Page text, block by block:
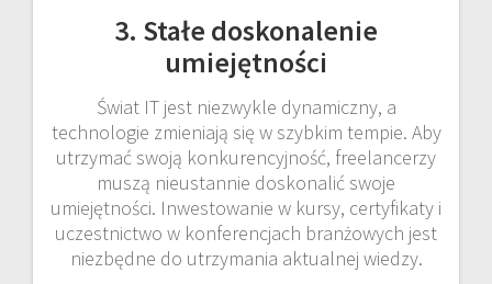
3. Stałe doskonalenie
umiejętności
Świat IT jest niezwykle dynamiczny, a
technologie zmieniają się w szybkim tempie. Aby
utrzymać swoją konkurencyjność, freelancerzy
muszą nieustannie doskonalić swoje
umiejętności. Inwestowanie w kursy, certyfikaty i
uczestnictwo w konferencjach branżowych jest
niezbędne do utrzymania aktualnej wiedzy.